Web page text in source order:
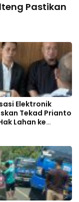
Pastikan
Elektronik
Tekad Prianto
Lahan ke
Agung